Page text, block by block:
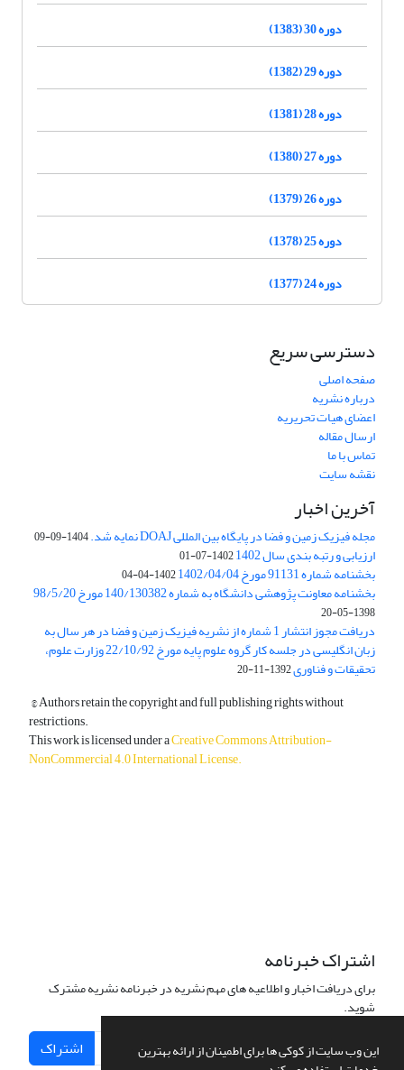
این وب سایت از کوکی ها برای اطمینان از ارائه بهترین
دوره 30 (1383)
دوره 29 (1382)
دوره 28 (1381)
دوره 27 (1380)
دوره 26 (1379)
دوره 25 (1378)
دوره 24 (1377)
دسترسی سریع
صفحه اصلی
درباره نشریه
اعضای هیات تحریریه
ارسال مقاله
تماس با ما
نقشه سایت
آخرین اخبار
مجله فیزیک زمین و فضا در پایگاه بین المللی DOAJ نمایه شد. 1404-09-09
ارزیابی و رتبه بندی سال 1402 1402-07-01
بخشنامه شماره 91131 مورخ 1402/04/04 1402-04-04
بخشنامه معاونت پژوهشی دانشگاه به شماره 140/130382 مورخ 98/5/20
1398-05-20
دریافت مجوز انتشار 1 شماره از نشریه فیزیک زمین و فضا در هر سال به
زبان انگلیسی در جلسه کار گروه علوم پایه مورخ 22/10/92 وزارت علوم،
تحقیقات و فناوری1392-11-20
© Authors retain the copyright and full publishing rights without
restrictions.
This work is licensed under aCreative Commons Attribution-
NonCommercial 4.0 International License.
اشتراک خبرنامه
برای دریافت اخبار و اطلاعیه های مهم نشریه در خبرنامه نشریه مشترک
شوید.
اشتراک